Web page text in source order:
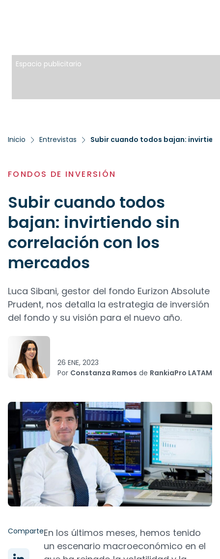
Espacio publicitario
Inicio Entrevistas Subir cuando todos bajan:
FONDOS DE INVERSIÓN
Subir cuando todos
bajan: invirtiendo sin
correlación con los
mercados
Luca Sibani, gestor del fondo Eurizon Absolute
Prudent, nos detalla la estrategia de inversión
del fondo y su visión para el nuevo año.
26 ENE, 2023
Por Constanza Ramos de RankiaPro LATAM
ComparteEn los últimos meses, hemos tenido
un escenario macroeconómico en el